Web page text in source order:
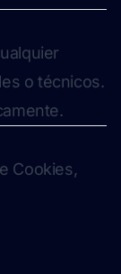
o técnicos.
Cookies,